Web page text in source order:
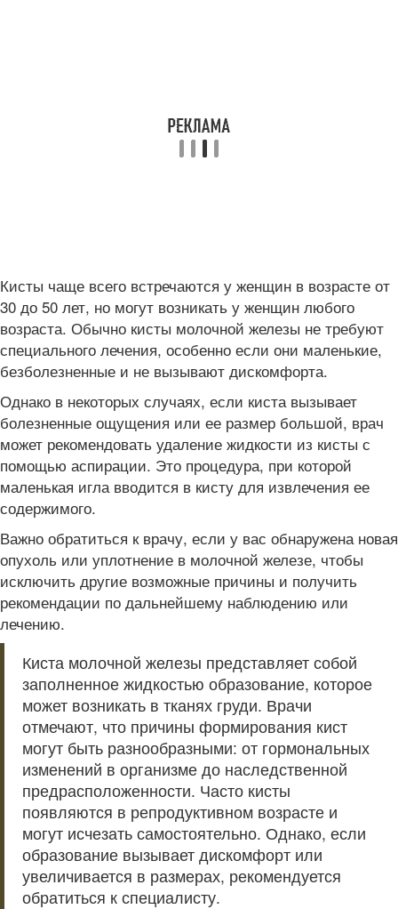
Кисты чаще всего встречаются у женщин в возрасте от
30 до 50 лет, но могут возникать у женщин любого
возраста. Обычно кисты молочной железы не требуют
специального лечения, особенно если они маленькие,
безболезненные и не вызывают дискомфорта.
Однако в некоторых случаях, если киста вызывает
болезненные ощущения или ее размер большой, врач
может рекомендовать удаление жидкости из кисты с
помощью аспирации. Это процедура, при которой
маленькая игла вводится в кисту для извлечения ее
содержимого.
Важно обратиться к врачу, если у вас обнаружена новая
опухоль или уплотнение в молочной железе, чтобы
исключить другие возможные причины и получить
рекомендации по дальнейшему наблюдению или
лечению.
Киста молочной железы представляет собой
заполненное жидкостью образование, которое
может возникать в тканях груди. Врачи
отмечают, что причины формирования кист
могут быть разнообразными: от гормональных
изменений в организме до наследственной
предрасположенности. Часто кисты
появляются в репродуктивном возрасте и
могут исчезать самостоятельно. Однако, если
образование вызывает дискомфорт или
увеличивается в размерах, рекомендуется
обратиться к специалисту.